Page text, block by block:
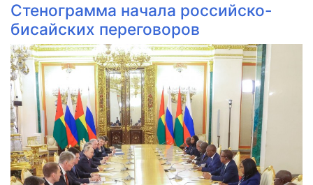
Стенограмма начала российско-
бисайских переговоров